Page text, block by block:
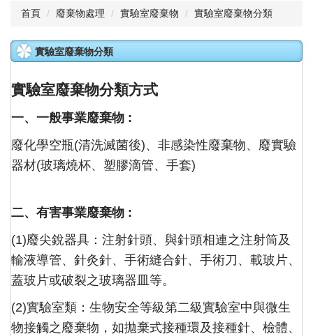
首頁 廢棄物處理 實驗室廢棄物 實驗室廢棄物分類
實驗室廢棄物分類
實驗室廢棄物分類方式
一、一般事業廢棄物 :
廢化學空瓶(清洗滅菌後)、非感染性廢棄物、廢實驗
器材(玻璃燒杯、塑膠滴管、手套)
二、有害事業廢棄物 :
(1)廢尖銳器具：注射針頭、與針頭相連之注射筒及
輸液導管、針灸針、手術縫合針、手術刀、載玻片、
蓋玻片或破裂之玻璃器皿等。
(2)實驗室類：生物安全等級第二級實驗室中與微生
物接觸之廢棄物，如拋棄式接種環及接種針、檢體、